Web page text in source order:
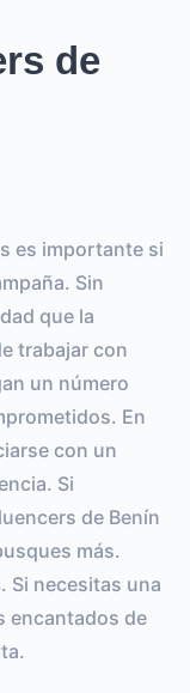
de
es importante si
Sin
que la
trabajar con
un número
En
con un
Si
de Benín
más.
Si necesitas una
encantados de